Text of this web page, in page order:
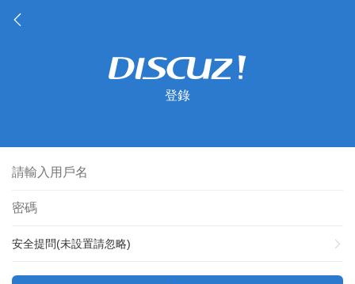
登錄
安全提問(未設置請忽略)